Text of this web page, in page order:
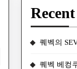
퀘벡의
퀘벡 베컹